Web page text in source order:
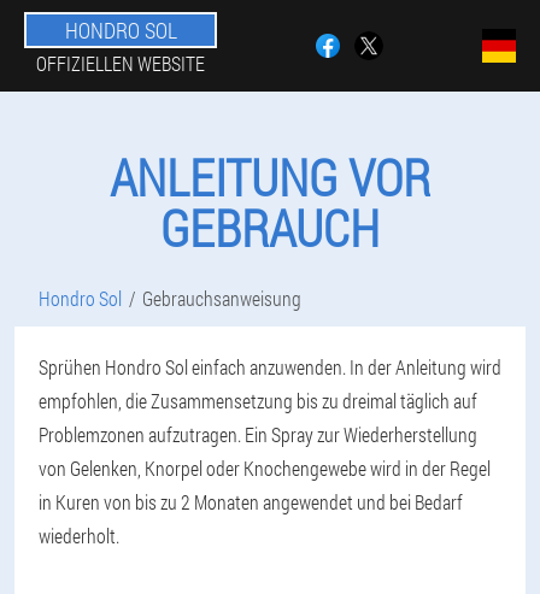
HONDRO SOL
OFFIZIELLEN WEBSITE
ANLEITUNG VOR
GEBRAUCH
Hondro Sol Gebrauchsanweisung
Sprühen Hondro Sol einfach anzuwenden. In der Anleitung wird
empfohlen, die Zusammensetzung bis zu dreimal täglich auf
Problemzonen aufzutragen. Ein Spray zur Wiederherstellung
von Gelenken, Knorpel oder Knochengewebe wird in der Regel
in Kuren von bis zu 2 Monaten angewendet und bei Bedarf
wiederholt.